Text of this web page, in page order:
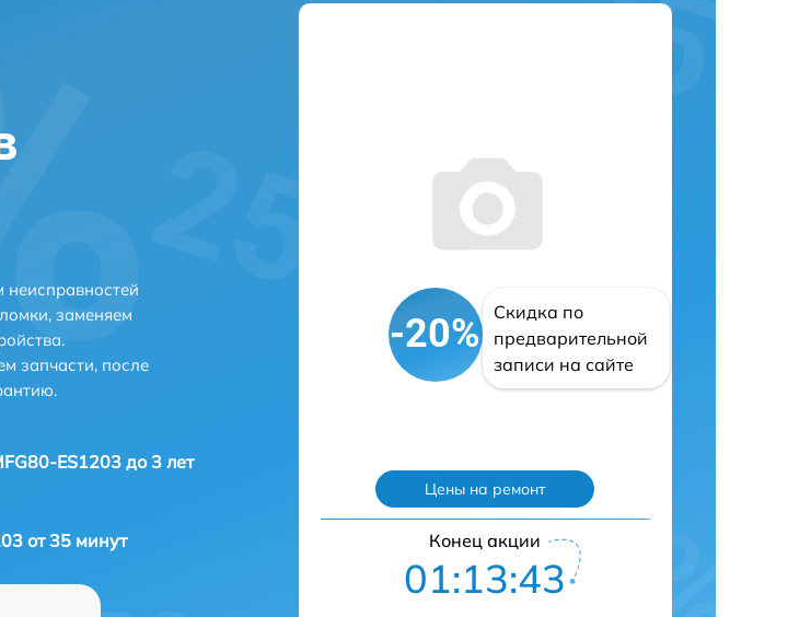
заменяем
запчасти, после
ES1203 до 3 лет
от 35 минут
-20%
Скидка по
предварительной
записи на сайте
Цены на ремонт
Конец акции
01:13:42